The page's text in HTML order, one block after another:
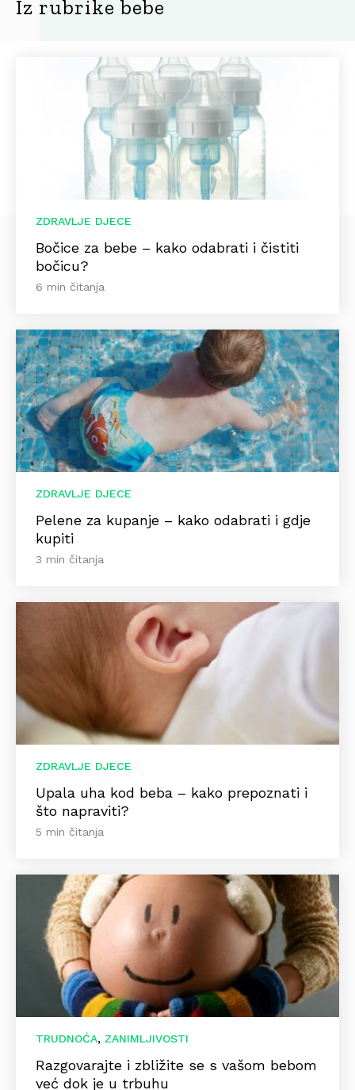
Iz rubrike bebe
ZDRAVLJE DJECE
Bočice za bebe – kako odabrati i čistiti
bočicu?
6 min čitanja
ZDRAVLJE DJECE
Pelene za kupanje – kako odabrati i gdje
kupiti
3 min čitanja
ZDRAVLJE DJECE
Upala uha kod beba – kako prepoznati i
što napraviti?
5 min čitanja
TRUDNOĆA, ZANIMLJIVOSTI
Razgovarajte i zbližite se s vašom bebom
već dok je u trbuhu